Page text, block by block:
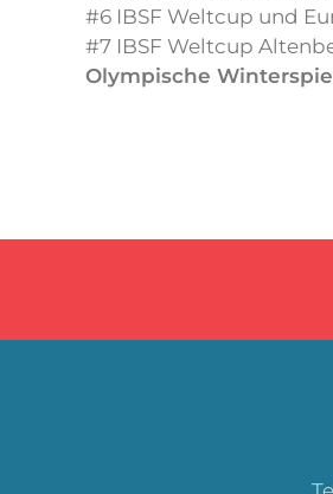
#6 IBSF Weltcup und
#7 IBSF Weltcup
Olympische